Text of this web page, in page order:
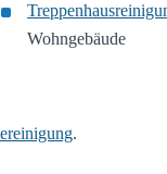
Wohngebäude
.